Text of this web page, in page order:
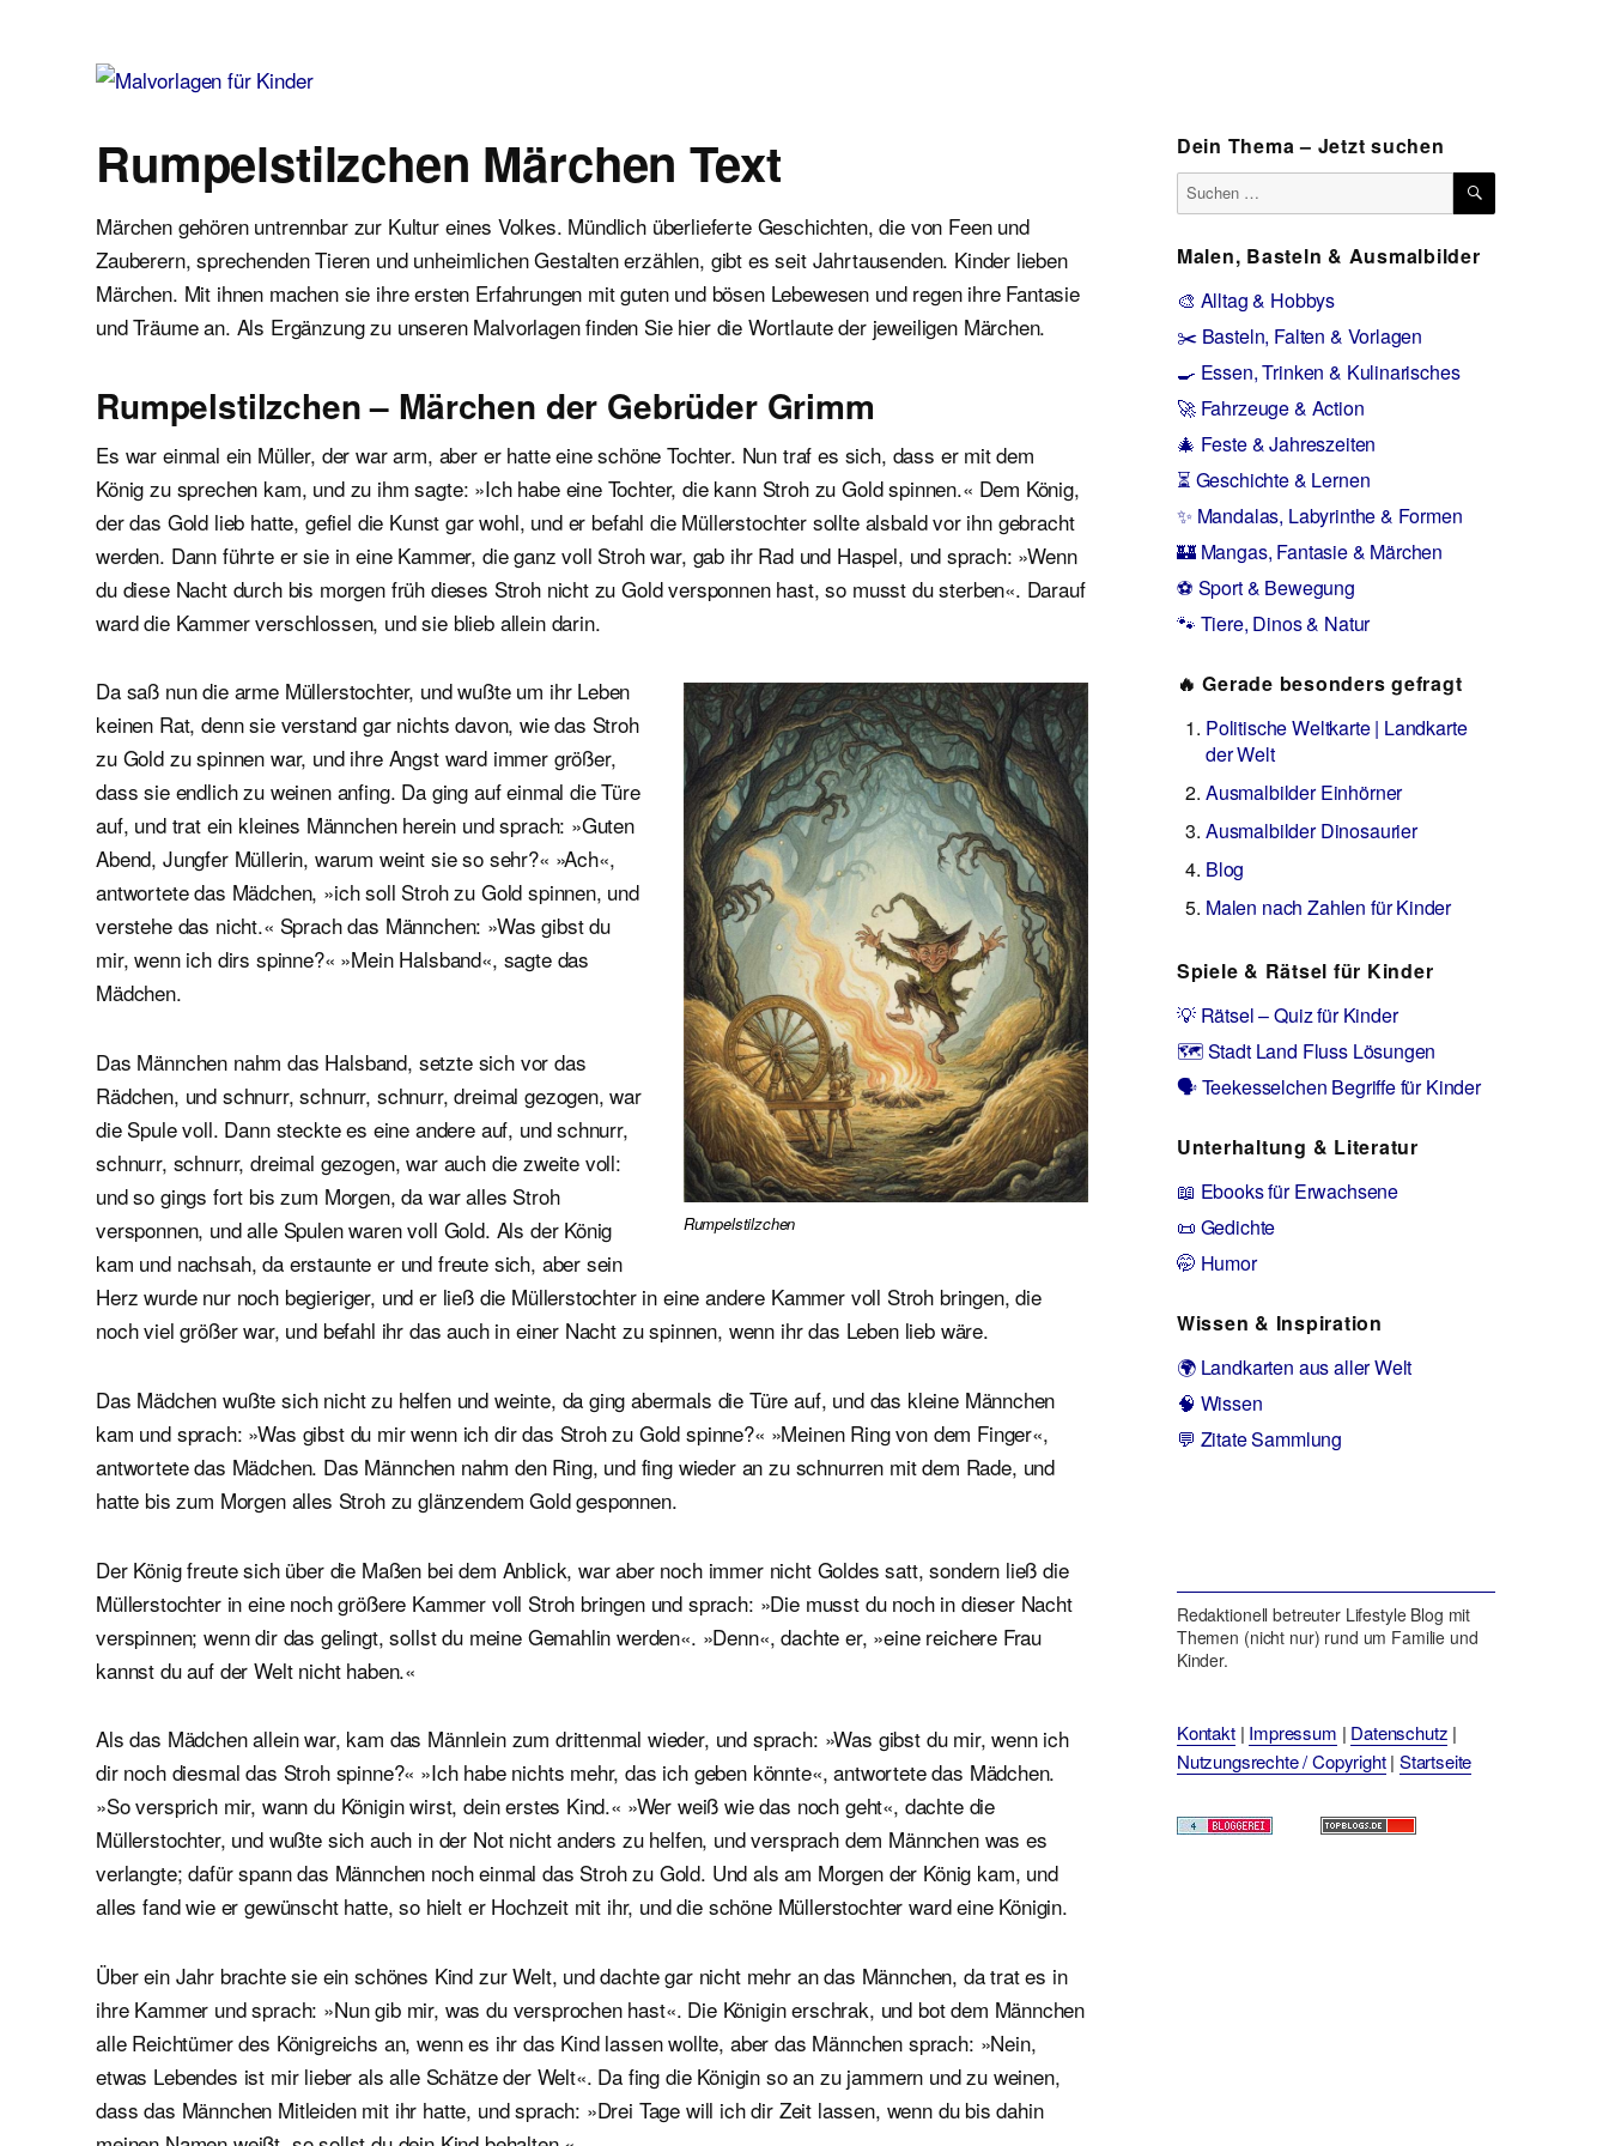
Rumpelstilzchen Märchen Text
Märchen gehören untrennbar zur Kultur eines Volkes. Mündlich überlieferte Geschichten, die von Feen und
Zauberern, sprechenden Tieren und unheimlichen Gestalten erzählen, gibt es seit Jahrtausenden. Kinder lieben
Märchen. Mit ihnen machen sie ihre ersten Erfahrungen mit guten und bösen Lebewesen und regen ihre Fantasie
und Träume an. Als Ergänzung zu unseren Malvorlagen finden Sie hier die Wortlaute der jeweiligen Märchen.
Rumpelstilzchen – Märchen der Gebrüder Grimm
Es war einmal ein Müller, der war arm, aber er hatte eine schöne Tochter. Nun traf es sich, dass er mit dem
König zu sprechen kam, und zu ihm sagte: »Ich habe eine Tochter, die kann Stroh zu Gold spinnen.« Dem König,
der das Gold lieb hatte, gefiel die Kunst gar wohl, und er befahl die Müllerstochter sollte alsbald vor ihn gebracht
werden. Dann führte er sie in eine Kammer, die ganz voll Stroh war, gab ihr Rad und Haspel, und sprach: »Wenn
du diese Nacht durch bis morgen früh dieses Stroh nicht zu Gold versponnen hast, so musst du sterben«. Darauf
ward die Kammer verschlossen, und sie blieb allein darin.
Rumpelstilzchen
Da saß nun die arme Müllerstochter, und wußte um ihr Leben
keinen Rat, denn sie verstand gar nichts davon, wie das Stroh
zu Gold zu spinnen war, und ihre Angst ward immer größer,
dass sie endlich zu weinen anfing. Da ging auf einmal die Türe
auf, und trat ein kleines Männchen herein und sprach: »Guten
Abend, Jungfer Müllerin, warum weint sie so sehr?« »Ach«,
antwortete das Mädchen, »ich soll Stroh zu Gold spinnen, und
verstehe das nicht.« Sprach das Männchen: »Was gibst du
mir, wenn ich dirs spinne?« »Mein Halsband«, sagte das
Mädchen.
Das Männchen nahm das Halsband, setzte sich vor das
Rädchen, und schnurr, schnurr, schnurr, dreimal gezogen, war
die Spule voll. Dann steckte es eine andere auf, und schnurr,
schnurr, schnurr, dreimal gezogen, war auch die zweite voll:
und so gings fort bis zum Morgen, da war alles Stroh
versponnen, und alle Spulen waren voll Gold. Als der König
kam und nachsah, da erstaunte er und freute sich, aber sein
Herz wurde nur noch begieriger, und er ließ die Müllerstochter in eine andere Kammer voll Stroh bringen, die
noch viel größer war, und befahl ihr das auch in einer Nacht zu spinnen, wenn ihr das Leben lieb wäre.
Das Mädchen wußte sich nicht zu helfen und weinte, da ging abermals die Türe auf, und das kleine Männchen
kam und sprach: »Was gibst du mir wenn ich dir das Stroh zu Gold spinne?« »Meinen Ring von dem Finger«,
antwortete das Mädchen. Das Männchen nahm den Ring, und fing wieder an zu schnurren mit dem Rade, und
hatte bis zum Morgen alles Stroh zu glänzendem Gold gesponnen.
Der König freute sich über die Maßen bei dem Anblick, war aber noch immer nicht Goldes satt, sondern ließ die
Müllerstochter in eine noch größere Kammer voll Stroh bringen und sprach: »Die musst du noch in dieser Nacht
verspinnen; wenn dir das gelingt, sollst du meine Gemahlin werden«. »Denn«, dachte er, »eine reichere Frau
kannst du auf der Welt nicht haben.«
Als das Mädchen allein war, kam das Männlein zum drittenmal wieder, und sprach: »Was gibst du mir, wenn ich
dir noch diesmal das Stroh spinne?« »Ich habe nichts mehr, das ich geben könnte«, antwortete das Mädchen.
»So versprich mir, wann du Königin wirst, dein erstes Kind.« »Wer weiß wie das noch geht«, dachte die
Müllerstochter, und wußte sich auch in der Not nicht anders zu helfen, und versprach dem Männchen was es
verlangte; dafür spann das Männchen noch einmal das Stroh zu Gold. Und als am Morgen der König kam, und
alles fand wie er gewünscht hatte, so hielt er Hochzeit mit ihr, und die schöne Müllerstochter ward eine Königin.
Über ein Jahr brachte sie ein schönes Kind zur Welt, und dachte gar nicht mehr an das Männchen, da trat es in
ihre Kammer und sprach: »Nun gib mir, was du versprochen hast«. Die Königin erschrak, und bot dem Männchen
alle Reichtümer des Königreichs an, wenn es ihr das Kind lassen wollte, aber das Männchen sprach: »Nein,
etwas Lebendes ist mir lieber als alle Schätze der Welt«. Da fing die Königin so an zu jammern und zu weinen,
dass das Männchen Mitleiden mit ihr hatte, und sprach: »Drei Tage will ich dir Zeit lassen, wenn du bis dahin
Dein Thema – Jetzt suchen
Suchen
nach:
SUCHEN
Malen, Basteln & Ausmalbilder
🎨 Alltag & Hobbys
✂️ Basteln, Falten & Vorlagen
🍳 Essen, Trinken & Kulinarisches
🚀 Fahrzeuge & Action
🎄 Feste & Jahreszeiten
⏳ Geschichte & Lernen
✨ Mandalas, Labyrinthe & Formen
🏰 Mangas, Fantasie & Märchen
⚽ Sport & Bewegung
🐾 Tiere, Dinos & Natur
🔥 Gerade besonders gefragt
Politische Weltkarte | Landkarte
der Welt
Ausmalbilder Einhörner
Ausmalbilder Dinosaurier
Blog
Malen nach Zahlen für Kinder
Spiele & Rätsel für Kinder
💡 Rätsel – Quiz für Kinder
🗺️ Stadt Land Fluss Lösungen
🗣️ Teekesselchen Begriffe für Kinder
Unterhaltung & Literatur
📖 Ebooks für Erwachsene
📜 Gedichte
🤭 Humor
Wissen & Inspiration
🌍 Landkarten aus aller Welt
🧠 Wissen
💬 Zitate Sammlung
Redaktionell betreuter Lifestyle Blog mit
Themen (nicht nur) rund um Familie und
Kinder.
Kontakt| Impressum | Datenschutz |
Nutzungsrechte / Copyright| Startseite